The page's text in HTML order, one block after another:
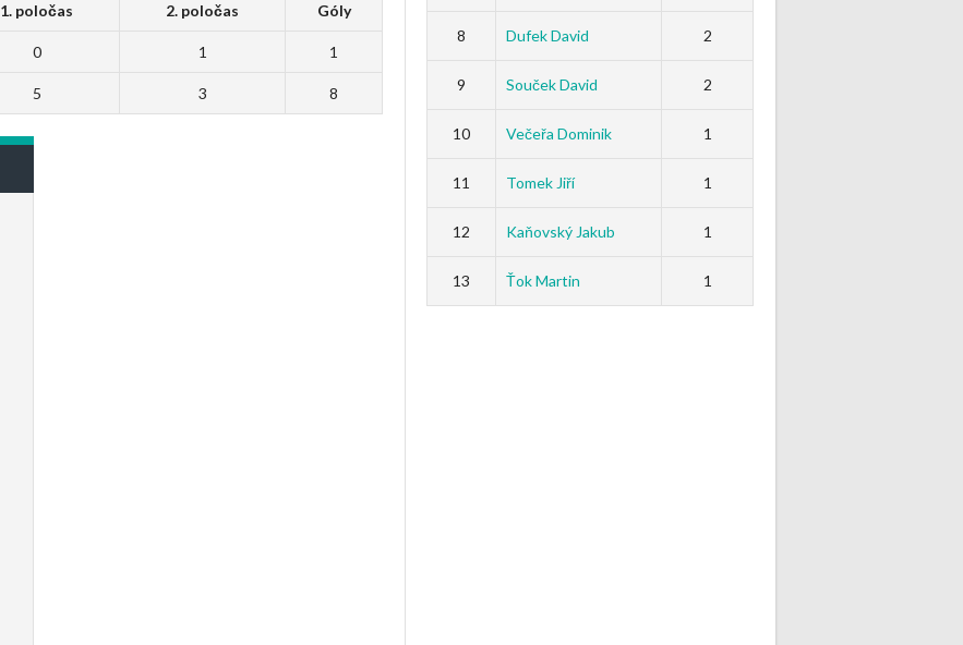
1. poločas 2. poločas Góly
0 1 1
5 3 8
8 Dufek David 2
9 Souček David 2
10 Večeřa Dominik 1
11 Tomek Jiří 1
12 Kaňovský Jakub 1
13 Ťok Martin 1